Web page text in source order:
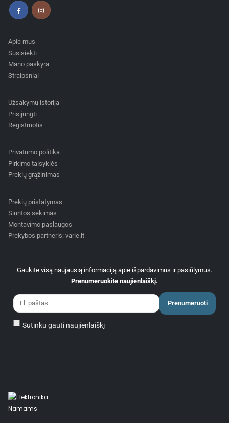
Apie mus
Susisiekti
Mano paskyra
Straipsniai
Užsakymų istorija
Prisijungti
Registruotis
Privatumo politika
Pirkimo taisyklės
Prekių grąžinimas
Prekių pristatymas
Siuntos sekimas
Montavimo paslaugos
Prekybos partneris: varle.lt
Gaukite visą naujausią informaciją apie išpardavimus ir pasiūlymus.
Prenumeruokite naujienlaiškį.
Prenumeruoti
Sutinku gauti naujienlaiškį